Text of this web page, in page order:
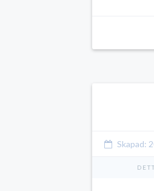
Skapad: